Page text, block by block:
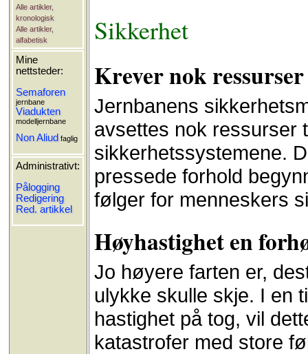
Alle artikler,
kronologisk
Alle artikler,
alfabetisk
Mine
nettsteder:
Semaforen
jernbane
Viadukten
modelljernbane
Non Aliud faglig
Administrativt:
Pålogging
Redigering
Red. artikkel
Sikkerhet
Krever nok
Jernbanens
avsettes nok ressurser
sikkerhetssystemene.
pressede forhold
følger for menneskers
Høyhastighet en
Jo høyere farten er,
ulykke skulle skje. I en
hastighet på tog, vil
katastrofer med store